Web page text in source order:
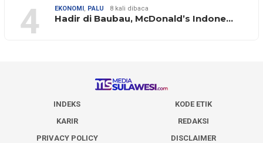
4 EKONOMI , PALU 8 kali dibaca
Hadir di Baubau, McDonald’s Indone…
INDEKS
KODE ETIK
KARIR
REDAKSI
PRIVACY POLICY
DISCLAIMER